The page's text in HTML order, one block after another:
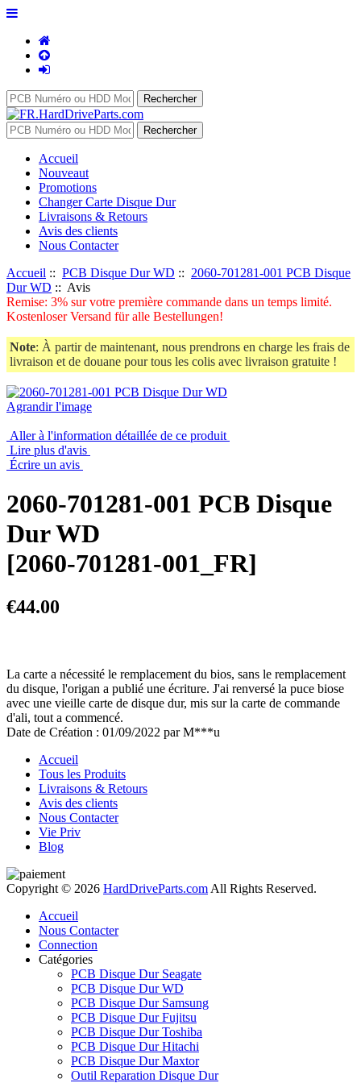
Accueil
Nouveaut
Promotions
Changer Carte Disque Dur
Livraisons & Retours
Avis des clients
Nous Contacter
Accueil :: PCB Disque Dur WD :: 2060-701281-001 PCB Disque
Dur WD :: Avis
Remise: 3% sur votre première commande dans un temps limité.
Kostenloser Versand für alle Bestellungen!
Note: À partir de maintenant, nous prendrons en charge les frais de
livraison et de douane pour tous les colis avec livraison gratuite !
Agrandir l'image
Aller à l'information détaillée de ce produit
Lire plus d'avis
Écrire un avis
2060-701281-001 PCB Disque
Dur WD
[2060-701281-001_FR]
€44.00
La carte a nécessité le remplacement du bios, sans le remplacement
du disque, l'origan a publié une écriture. J'ai renversé la puce biose
avec une vieille carte de disque dur, mis sur la carte de commande
d'ali, tout a commencé.
Date de Création : 01/09/2022 par M***u
Accueil
Tous les Produits
Livraisons & Retours
Avis des clients
Nous Contacter
Vie Priv
Blog
Copyright © 2026 HardDriveParts.com All Rights Reserved.
Accueil
Nous Contacter
Connection
Catégories
PCB Disque Dur Seagate
PCB Disque Dur WD
PCB Disque Dur Samsung
PCB Disque Dur Fujitsu
PCB Disque Dur Toshiba
PCB Disque Dur Hitachi
PCB Disque Dur Maxtor
Outil Reparation Disque Dur